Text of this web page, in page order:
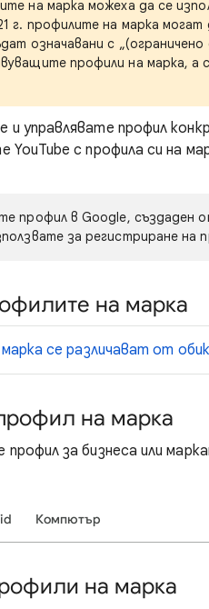
на марка можеха да се
г. профилите на марка могат
означавани с
профили на марка, а
управлявате профил
с профила си на
профил в Google, създаден
за регистриране на
на марка
се различават от
на марка
за бизнеса или
Компютър
на марка